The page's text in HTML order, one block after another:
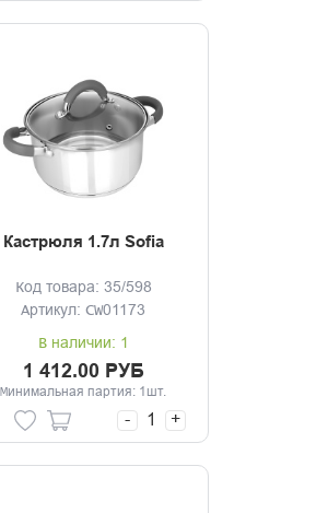
Кастрюля 1.7л Sofia
Код товара: 35/598
Артикул: CW01173
В наличии: 1
1 412.00 РУБ
Минимальная партия: 1шт.
- +